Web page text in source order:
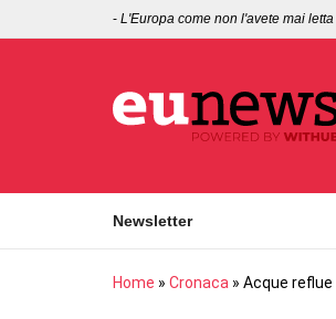
- L'Europa come non l'avete mai letta
Newsletter
Home » Cronaca » Acque reflue